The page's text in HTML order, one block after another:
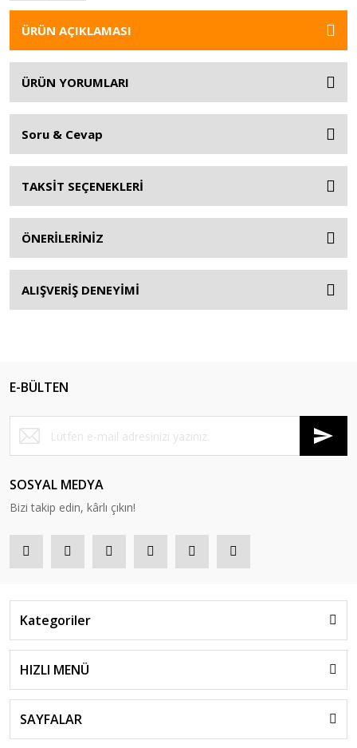
ÜRÜN AÇIKLAMASI
ÜRÜN YORUMLARI
Soru & Cevap
TAKSİT SEÇENEKLERİ
ÖNERİLERİNİZ
ALIŞVERİŞ DENEYİMİ
E-BÜLTEN
SOSYAL MEDYA
Bizi takip edin, kârlı çıkın!
Kategoriler
HIZLI MENÜ
SAYFALAR